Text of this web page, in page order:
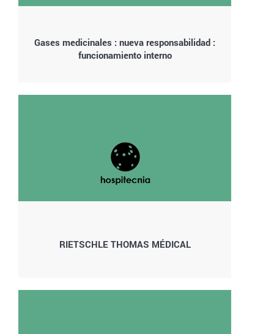
Gases medicinales : nueva responsabilidad :
funcionamiento interno
RIETSCHLE THOMAS MÉDICAL